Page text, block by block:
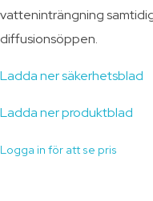
vatteninträngning
diffusionsöppen.
Ladda ner säkerhetsblad
Ladda ner produktblad
Logga in för att se pris